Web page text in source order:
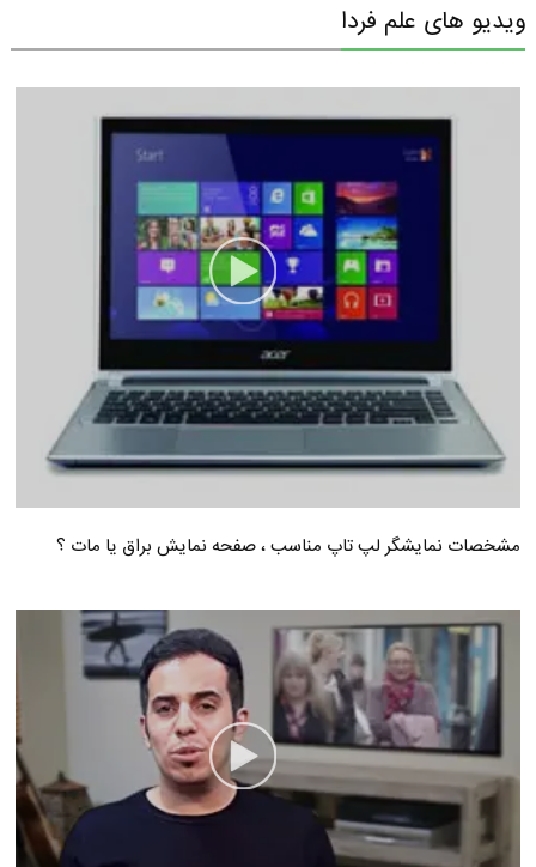
ویدیو های علم فردا
مشخصات نمایشگر لپ تاپ مناسب ، صفحه نمایش براق یا مات ؟